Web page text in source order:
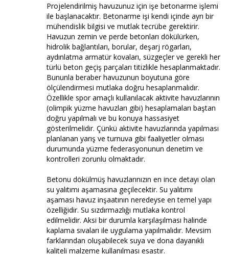
Projelendirilmiş havuzunuz için işe betonarme işlemi
ile başlanacaktır. Betonarme işi kendi içinde ayrı bir
mühendislik bilgisi ve mutlak tecrübe gerektirir.
Havuzun zemin ve perde betonları dökülürken,
hidrolik bağlantıları, borular, deşarj rögarları,
aydınlatma armatür kovaları, süzgeçler ve gerekli her
türlü beton geçiş parçaları titizlikle hesaplanmaktadır.
Bununla beraber havuzunun boyutuna göre
ölçülendirmesi mutlaka doğru hesaplanmalıdır.
Özellikle spor amaçlı kullanılacak aktivite havuzlarının
(olimpik yüzme havuzları gibi) hesaplamaları baştan
doğru yapılmalı ve bu konuya hassasiyet
gösterilmelidir. Çünkü aktivite havuzlarında yapılması
planlanan yarış ve turnuva gibi faaliyetler olması
durumunda yüzme federasyonunun denetim ve
kontrolleri zorunlu olmaktadır.
Betonu dökülmüş havuzlarınızın en ince detayı olan
su yalıtımı aşamasına geçilecektir. Su yalıtımı
aşaması havuz inşaatının neredeyse en temel yapı
özelliğidir. Su sızdırmazlığı mutlaka kontrol
edilmelidir. Aksi bir durumla karşılaşılması halinde
kaplama sıvaları ile uygulama yapılmalıdır. Mevsim
farklarından oluşabilecek suya ve dona dayanıklı
kaliteli malzeme kullanılması esastır.